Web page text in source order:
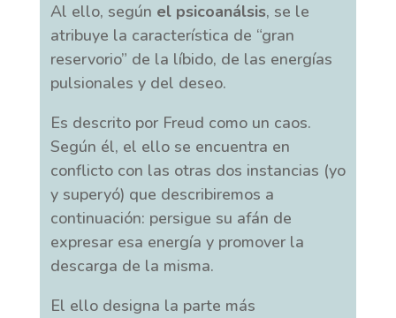
Al ello, según el psicoanálsis, se le
atribuye la característica de “gran
reservorio” de la líbido, de las energías
pulsionales y del deseo.
Es descrito por Freud como un caos.
Según él, el ello se encuentra en
conflicto con las otras dos instancias (yo
y superyó) que describiremos a
continuación: persigue su afán de
expresar esa energía y promover la
descarga de la misma.
El ello designa la parte más